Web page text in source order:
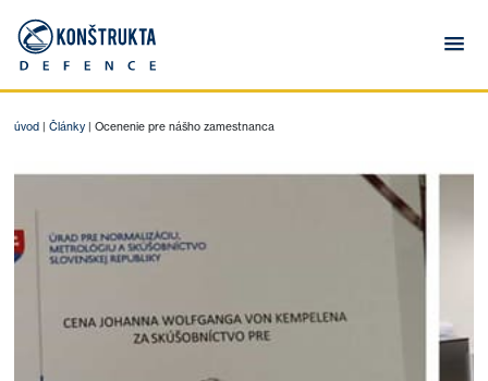
úvod | Články | Ocenenie pre nášho zamestnanca